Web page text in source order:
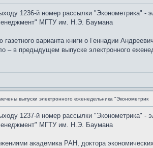
1236-й номер рассылки "Эконометрика" -
МГТУ им. Н.Э. Баумана
газетного варианта книги о Геннадии
– в предыдущем выпуске электронного
выпуски электронного еженедельника "Эконометрик
1237-й номер рассылки "Эконометрика" -
МГТУ им. Н.Э. Баумана
академика РАН, доктора